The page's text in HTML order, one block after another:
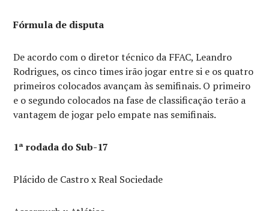
Fórmula de disputa
De acordo com o diretor técnico da FFAC, Leandro
Rodrigues, os cinco times irão jogar entre si e os quatro
primeiros colocados avançam às semifinais. O primeiro
e o segundo colocados na fase de classificação terão a
vantagem de jogar pelo empate nas semifinais.
1ª rodada do Sub-17
Plácido de Castro x Real Sociedade